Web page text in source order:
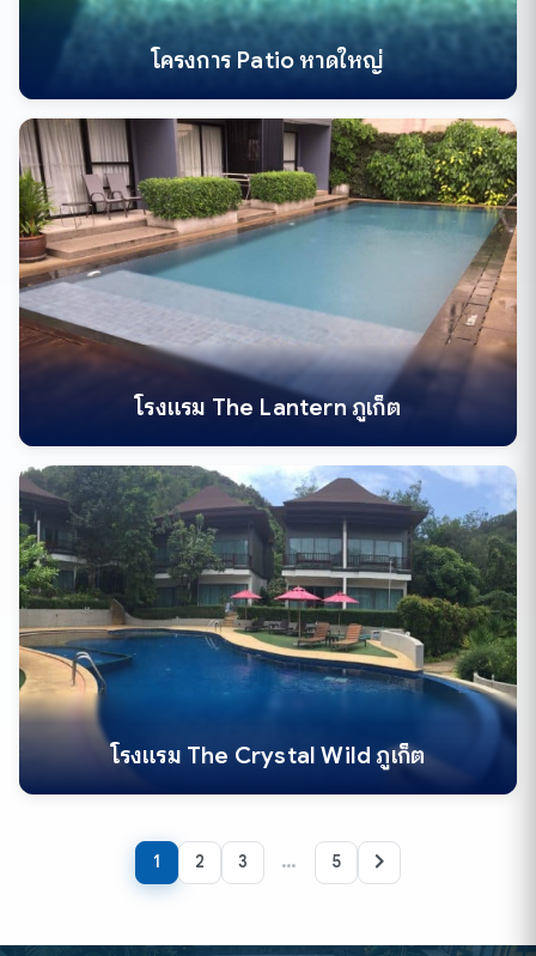
โครงการ Patio หาดใหญ่
โรงแรม The Lantern ภูเก็ต
โรงแรม The Crystal Wild ภูเก็ต
1 2 3 … 5